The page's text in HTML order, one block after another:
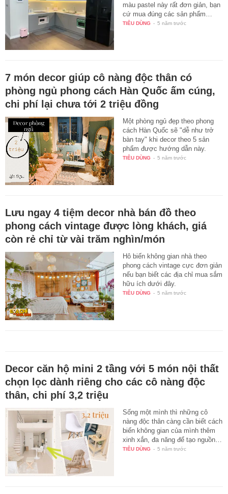
màu pastel này rất đơn giản, bạn
cứ mua đúng các sản phẩm…
TIÊU DÙNG - 5 năm trước
7 món decor giúp cô nàng độc thân có
phòng ngủ phong cách Hàn Quốc ấm cúng,
chi phí lại chưa tới 2 triệu đồng
Một phòng ngủ đẹp theo phong
cách Hàn Quốc sẽ "dễ như trở
bàn tay" khi decor theo 5 sản
phẩm được hướng dẫn này.
TIÊU DÙNG - 5 năm trước
Lưu ngay 4 tiệm decor nhà bán đồ theo
phong cách vintage được lòng khách, giá
còn rẻ chỉ từ vài trăm nghìn/món
Hô biến không gian nhà theo
phong cách vintage cực đơn giản
nếu bạn biết các địa chỉ mua sắm
hữu ích dưới đây.
TIÊU DÙNG - 5 năm trước
Decor căn hộ mini 2 tầng với 5 món nội thất
chọn lọc dành riêng cho các cô nàng độc
thân, chi phí 3,2 triệu
Sống một mình thì những cô
nàng độc thân càng cần biết cách
biến không gian của mình thêm
xinh xắn, đa năng để tạo nguồn…
TIÊU DÙNG - 5 năm trước